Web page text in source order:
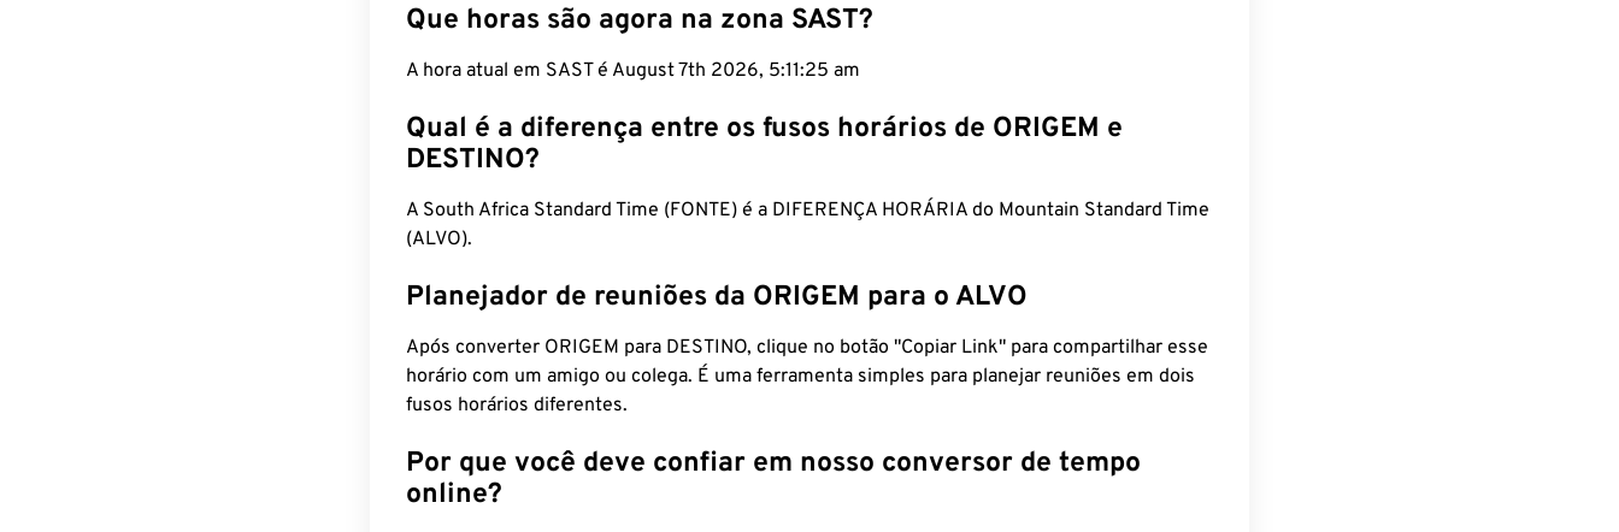
Que horas são agora na zona SAST?
A hora atual em SAST é August 7th 2026, 5:11:26 am
Qual é a diferença entre os fusos horários de ORIGEM e
DESTINO?
A South Africa Standard Time (FONTE) é a DIFERENÇA HORÁRIA do Mountain Standard Time
(ALVO).
Planejador de reuniões da ORIGEM para o ALVO
Após converter ORIGEM para DESTINO, clique no botão "Copiar Link" para compartilhar esse
horário com um amigo ou colega. É uma ferramenta simples para planejar reuniões em dois
fusos horários diferentes.
Por que você deve confiar em nosso conversor de tempo
online?